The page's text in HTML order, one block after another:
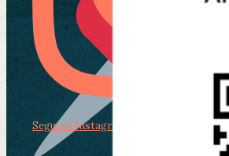
Segui su Instagram